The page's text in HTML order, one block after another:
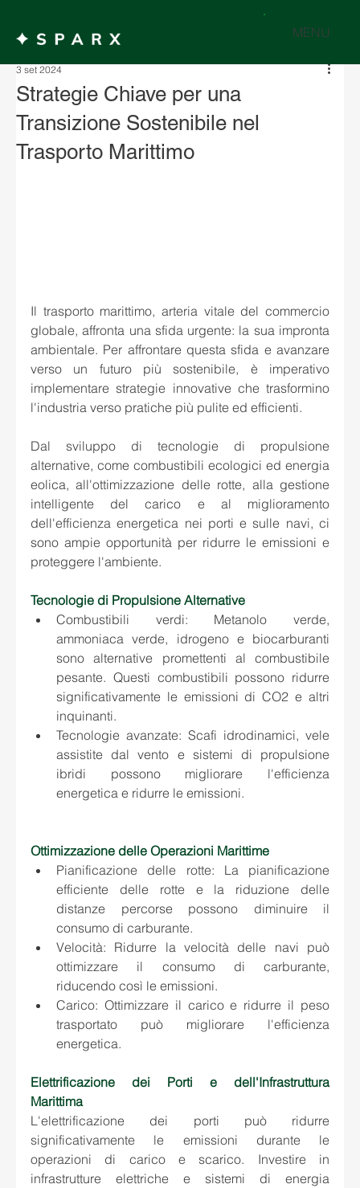
MENU
Strategie Chiave per una
Transizione Sostenibile nel
Trasporto Marittimo
3 set 2024
Il trasporto marittimo, arteria vitale del commercio
globale, affronta una sfida urgente: la sua impronta
ambientale. Per affrontare questa sfida e avanzare
verso un futuro più sostenibile, è imperativo
implementare strategie innovative che trasformino
l'industria verso pratiche più pulite ed efficienti.
Dal sviluppo di tecnologie di propulsione
alternative, come combustibili ecologici ed energia
eolica, all'ottimizzazione delle rotte, alla gestione
intelligente del carico e al miglioramento
dell'efficienza energetica nei porti e sulle navi, ci
sono ampie opportunità per ridurre le emissioni e
proteggere l'ambiente.
Tecnologie di Propulsione Alternative
Combustibili verdi: Metanolo verde,
ammoniaca verde, idrogeno e biocarburanti
sono alternative promettenti al combustibile
pesante. Questi combustibili possono ridurre
significativamente le emissioni di CO2 e altri
inquinanti.
Tecnologie avanzate: Scafi idrodinamici, vele
assistite dal vento e sistemi di propulsione
ibridi possono migliorare l'efficienza
energetica e ridurre le emissioni.
Ottimizzazione delle Operazioni Marittime
Pianificazione delle rotte: La pianificazione
efficiente delle rotte e la riduzione delle
distanze percorse possono diminuire il
consumo di carburante.
Velocità: Ridurre la velocità delle navi può
ottimizzare il consumo di carburante,
riducendo così le emissioni.
Carico: Ottimizzare il carico e ridurre il peso
trasportato può migliorare l'efficienza
energetica.
Elettrificazione dei Porti e dell'Infrastruttura
Marittima
L'elettrificazione dei porti può ridurre
significativamente le emissioni durante le
operazioni di carico e scarico. Investire in
infrastrutture elettriche e sistemi di energia